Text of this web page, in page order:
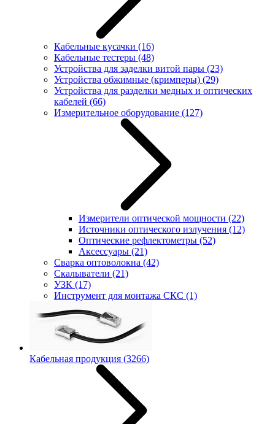
Кабельные кусачки (16)
Кабельные тестеры (48)
Устройства для заделки витой пары (23)
Устройства обжимные (кримперы) (29)
Устройства для разделки медных и оптических
кабелей (66)
Измерительное оборудование (127)
Измерители оптической мощности (22)
Источники оптического излучения (12)
Оптические рефлектометры (52)
Аксессуары (21)
Сварка оптоволокна (42)
Скалыватели (21)
УЗК (17)
Инструмент для монтажа СКС (1)
Кабельная продукция (3266)